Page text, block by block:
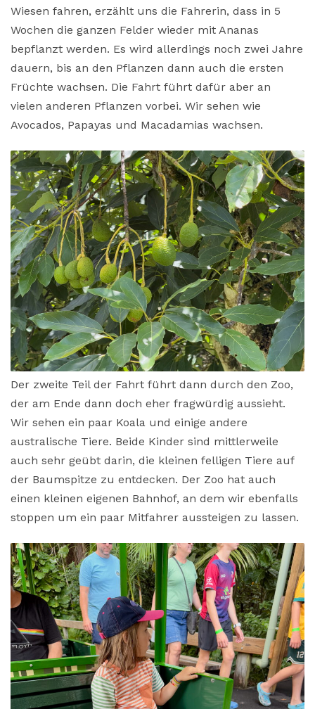
Wiesen fahren, erzählt uns die Fahrerin, dass in 5
Wochen die ganzen Felder wieder mit Ananas
bepflanzt werden. Es wird allerdings noch zwei Jahre
dauern, bis an den Pflanzen dann auch die ersten
Früchte wachsen. Die Fahrt führt dafür aber an
vielen anderen Pflanzen vorbei. Wir sehen wie
Avocados, Papayas und Macadamias wachsen.
Der zweite Teil der Fahrt führt dann durch den Zoo,
der am Ende dann doch eher fragwürdig aussieht.
Wir sehen ein paar Koala und einige andere
australische Tiere. Beide Kinder sind mittlerweile
auch sehr geübt darin, die kleinen felligen Tiere auf
der Baumspitze zu entdecken. Der Zoo hat auch
einen kleinen eigenen Bahnhof, an dem wir ebenfalls
stoppen um ein paar Mitfahrer aussteigen zu lassen.